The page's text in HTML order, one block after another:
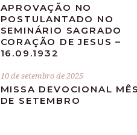
APROVAÇÃO NO
POSTULANTADO NO
SEMINÁRIO SAGRADO
CORAÇÃO DE JESUS –
16.09.1932
10 de setembro de 2025
MISSA DEVOCIONAL MÊS
DE SETEMBRO